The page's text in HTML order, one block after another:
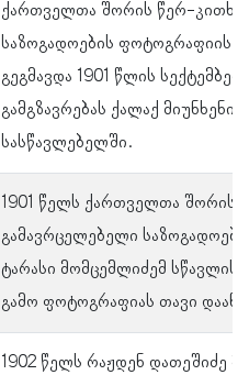
ქართველთა შორის წერ-
საზოგადოების ფოტოგრაფიის
გეგმავდა 1901 წლის
გამგზავრებას ქალაქ
სასწავლებელში.
1901 წელს ქართველთა შორის
გამავრცელებელი
ტარასი მომცემლიძემ სწავლის
გამო ფოტოგრაფიას თავი
1902 წელს რაჟდენ დათეშიძე